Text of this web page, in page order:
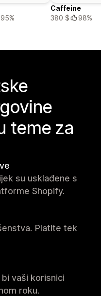
95%
Caffeine
380 $
98%
teme za
su usklađene s
Shopify.
Platite tek
vaši korisnici
roku.